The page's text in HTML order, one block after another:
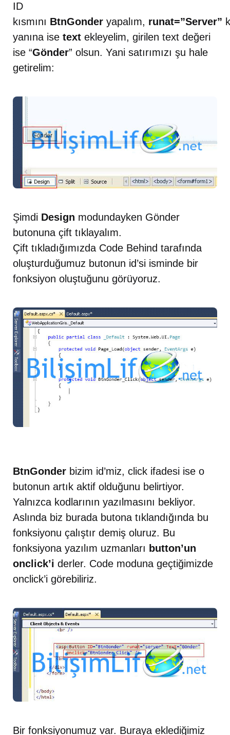
ID
kısmını BtnGonder yapalım, runat=”Server”
yanına ise text ekleyelim, girilen text değeri
ise “Gönder” olsun. Yani satırımızı şu hale
getirelim:
Şimdi Design modundayken Gönder
butonuna çift tıklayalım.
Çift tıkladığımızda Code Behind tarafında
oluşturduğumuz butonun id’si isminde bir
fonksiyon oluştuğunu görüyoruz.
BtnGonder bizim id’miz, click ifadesi ise o
butonun artık aktif olduğunu belirtiyor.
Yalnızca kodlarının yazılmasını bekliyor.
Aslında biz burada butona tıklandığında bu
fonksiyonu çalıştır demiş oluruz. Bu
fonksiyona yazılım uzmanları button’un
onclick’i derler. Code moduna geçtiğimizde
onclick’i görebiliriz.
Bir fonksiyonumuz var. Buraya eklediğimiz